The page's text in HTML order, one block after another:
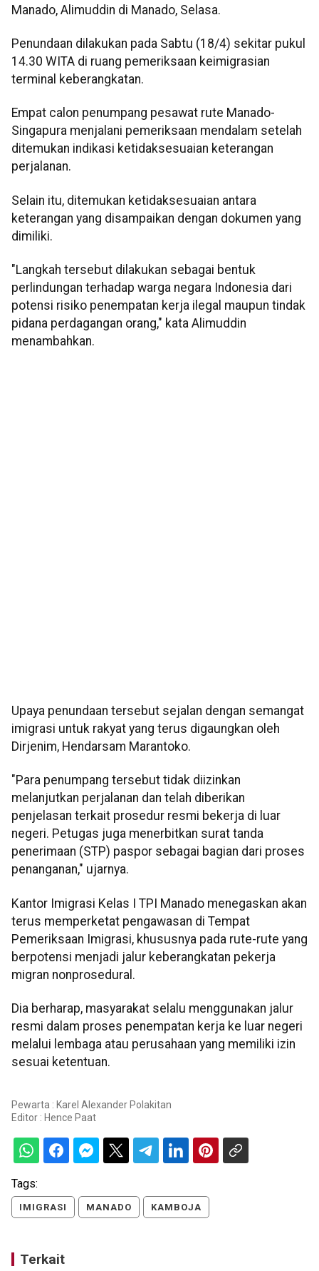
Manado, Alimuddin di Manado, Selasa.
Penundaan dilakukan pada Sabtu (18/4) sekitar pukul
14.30 WITA di ruang pemeriksaan keimigrasian
terminal keberangkatan.
Empat calon penumpang pesawat rute Manado-
Singapura menjalani pemeriksaan mendalam setelah
ditemukan indikasi ketidaksesuaian keterangan
perjalanan.
Selain itu, ditemukan ketidaksesuaian antara
keterangan yang disampaikan dengan dokumen yang
dimiliki.
"Langkah tersebut dilakukan sebagai bentuk
perlindungan terhadap warga negara Indonesia dari
potensi risiko penempatan kerja ilegal maupun tindak
pidana perdagangan orang," kata Alimuddin
menambahkan.
Upaya penundaan tersebut sejalan dengan semangat
imigrasi untuk rakyat yang terus digaungkan oleh
Dirjenim, Hendarsam Marantoko.
"Para penumpang tersebut tidak diizinkan
melanjutkan perjalanan dan telah diberikan
penjelasan terkait prosedur resmi bekerja di luar
negeri. Petugas juga menerbitkan surat tanda
penerimaan (STP) paspor sebagai bagian dari proses
penanganan," ujarnya.
Kantor Imigrasi Kelas I TPI Manado menegaskan akan
terus memperketat pengawasan di Tempat
Pemeriksaan Imigrasi, khususnya pada rute-rute yang
berpotensi menjadi jalur keberangkatan pekerja
migran nonprosedural.
Dia berharap, masyarakat selalu menggunakan jalur
resmi dalam proses penempatan kerja ke luar negeri
melalui lembaga atau perusahaan yang memiliki izin
sesuai ketentuan.
Pewarta : Karel Alexander Polakitan
Editor : Hence Paat
Tags:
IMIGRASI MANADO KAMBOJA
Terkait